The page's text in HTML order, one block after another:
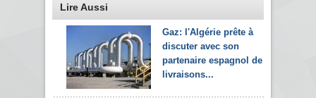
Lire Aussi
Gaz: l'Algérie prête à
discuter avec son
partenaire espagnol de
livraisons...